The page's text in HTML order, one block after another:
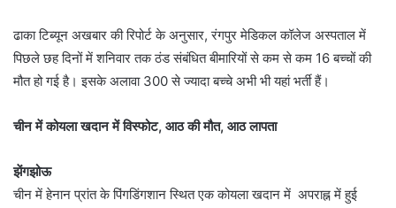
ढाका टिब्यून अखबार की रिपोर्ट के अनुसार, रंगपुर मेडिकल कॉलेज अस्पताल में
पिछले छह दिनों में शनिवार तक ठंड संबंधित बीमारियों से कम से कम 16 बच्चों की
मौत हो गई है। इसके अलावा 300 से ज्यादा बच्चे अभी भी यहां भर्ती हैं।
चीन में कोयला खदान में विस्फोट, आठ की मौत, आठ लापता
झेंगझोऊ
चीन में हेनान प्रांत के पिंगडिंगशान स्थित एक कोयला खदान में अपराह्न में हुई